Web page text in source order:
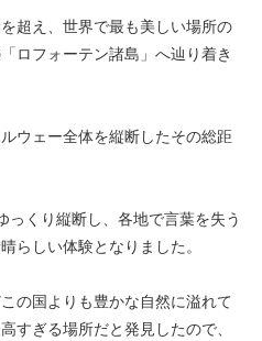
超え、世界で最も美しい場所の
ロフォーテン諸島」へ辿り着き
ウェー全体を縦断したその総距
くり縦断し、各地で言葉を失う
らしい体験となりました。
の国よりも豊かな自然に溢れて
すぎる場所だと発見したので、